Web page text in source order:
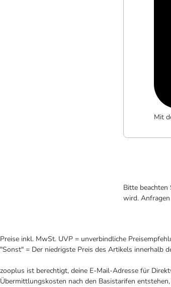
Mit
Bitte
wird.
Preise inkl. MwSt. UVP = unverbindliche
"Sonst" = Der niedrigste Preis des Artikels innerhalb
zooplus ist berechtigt, deine E-Mail-Adresse für
Übermittlungskosten nach den Basistarifen